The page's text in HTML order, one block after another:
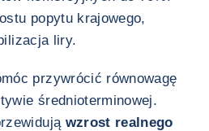
popytu krajowego,
liry.
przywrócić równowagę
średnioterminowej.
wzrost realnego